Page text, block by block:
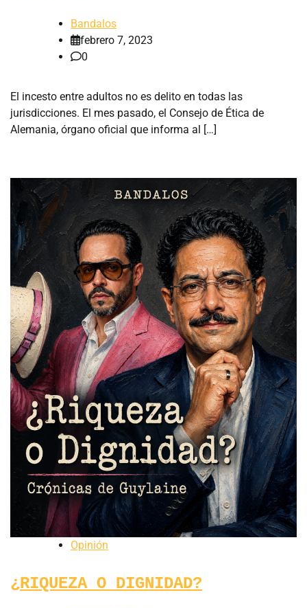
Bandalos
febrero 7, 2023
0
El incesto entre adultos no es delito en todas las
jurisdicciones. El mes pasado, el Consejo de Ética de
Alemania, órgano oficial que informa al […]
Opinión
¿RIQUEZA O DIGNIDAD?